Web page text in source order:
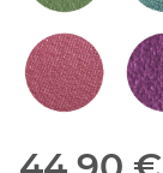
Olivgrün